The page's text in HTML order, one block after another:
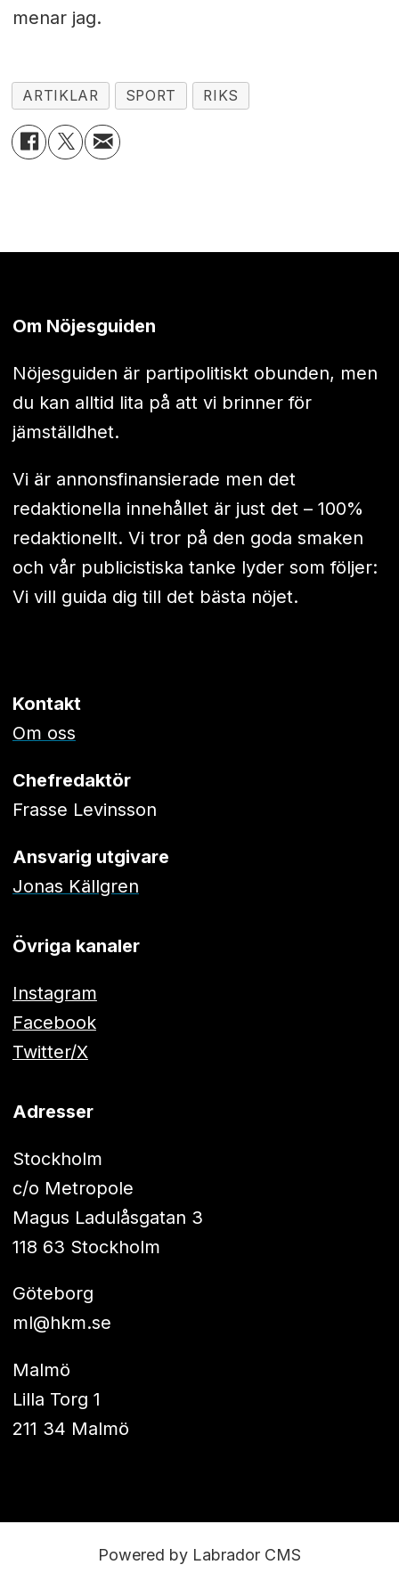
menar jag.
ARTIKLAR SPORT RIKS
Om Nöjesguiden
Nöjesguiden är partipolitiskt obunden, men
du kan alltid lita på att vi brinner för
jämställdhet.
Vi är annonsfinansierade men det
redaktionella innehållet är just det – 100%
redaktionellt. Vi tror på den goda smaken
och vår publicistiska tanke lyder som följer:
Vi vill guida dig till det bästa nöjet.
Kontakt
Om oss
Chefredaktör
Frasse Levinsson
Ansvarig utgivare
Jonas Källgren
Övriga kanaler
Instagram
Facebook
Twitter/X
Adresser
Stockholm
c/o Metropole
Magus Ladulåsgatan 3
118 63 Stockholm
Göteborg
ml@hkm.se
Malmö
Lilla Torg 1
211 34 Malmö
Powered by Labrador CMS